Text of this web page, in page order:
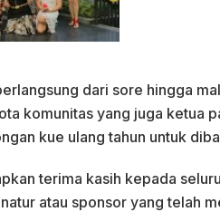
dari sore hingga
komunitas yang juga ketua
kue ulang tahun untuk
terima kasih kepada
atau sponsor yang telah